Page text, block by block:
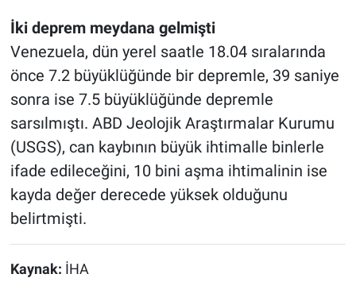
İki deprem meydana gelmişti
Venezuela, dün yerel saatle 18.04 sıralarında
önce 7.2 büyüklüğünde bir depremle, 39 saniye
sonra ise 7.5 büyüklüğünde depremle
sarsılmıştı. ABD Jeolojik Araştırmalar Kurumu
(USGS), can kaybının büyük ihtimalle binlerle
ifade edileceğini, 10 bini aşma ihtimalinin ise
kayda değer derecede yüksek olduğunu
belirtmişti.
Kaynak: İHA